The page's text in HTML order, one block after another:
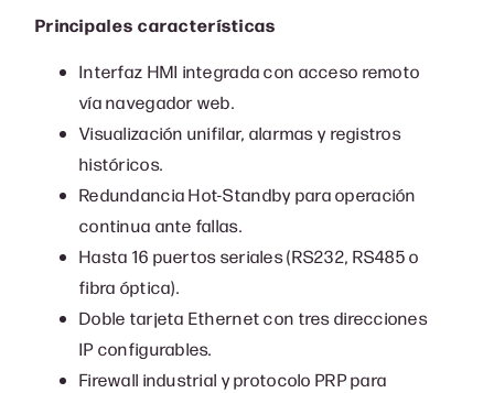
Principales características
Interfaz HMI integrada con acceso remoto
vía navegador web.
Visualización unifilar, alarmas y registros
históricos.
Redundancia Hot-Standby para operación
continua ante fallas.
Hasta 16 puertos seriales (RS232, RS485 o
fibra óptica).
Doble tarjeta Ethernet con tres direcciones
IP configurables.
Firewall industrial y protocolo PRP para